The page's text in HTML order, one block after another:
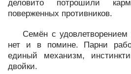
деловито потрошили
поверженных противников.
Семён с удовлетворением
нет и в помине. Парни
единый механизм,
двойки.